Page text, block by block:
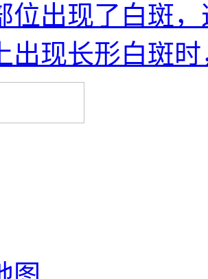
位出现了白斑
出现长形白斑